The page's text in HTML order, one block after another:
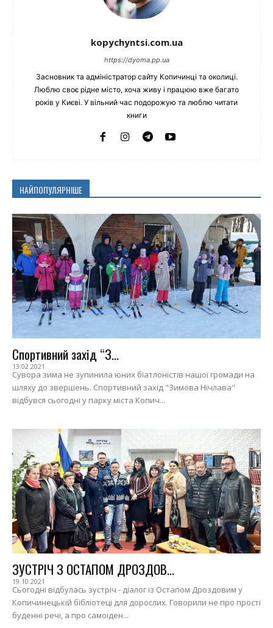
kopychyntsi.com.ua
https://dyoma.pp.ua
Засновник та адміністратор сайту Копичинці та околиці.
Люблю своє рідне місто, хоча живу і працюю вже багато
років у Києві. У вільний час подорожую та люблю читати
книги
НАЙПОПУЛЯРНІШЕ
Спортивний захід “З...
13.02.2021
Сувора зима не зупинила юних біатлоністів нашої громади на
шляху до звершень. Спортивний захід "Зимова Нічлава"
відбувся сьогодні у парку міста Копич...
ЗУСТРІЧ З ОСТАПОМ ДРОЗДОВ...
19.10.2021
Сьогодні відбулась зустріч - діалог із Остапом Дроздовим у
Копичинецькій бібліотеці для дорослих. Говорили не про прості
буденні речі, а про самоіден...